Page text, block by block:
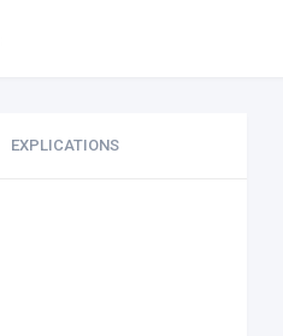
EXPLICATIONS